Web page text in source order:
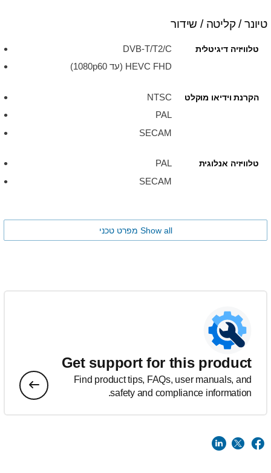
טיונר / קליטה / שידור
טלוויזיה דיגיטלית
DVB-T/T2/C
HEVC FHD (עד 1080p60)
הקרנת וידיאו מוקלט
NTSC
PAL
SECAM
טלוויזיה אנלוגית
PAL
SECAM
Show all מפרט טכני
Get support for this product
Find product tips, FAQs, user manuals, and
safety and compliance information.